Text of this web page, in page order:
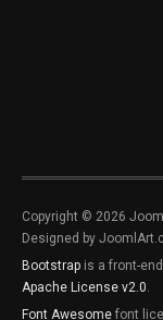
Copyright © 2026
Designed by
Bootstrap is a front-
Apache License v2.0.
Font Awesome font